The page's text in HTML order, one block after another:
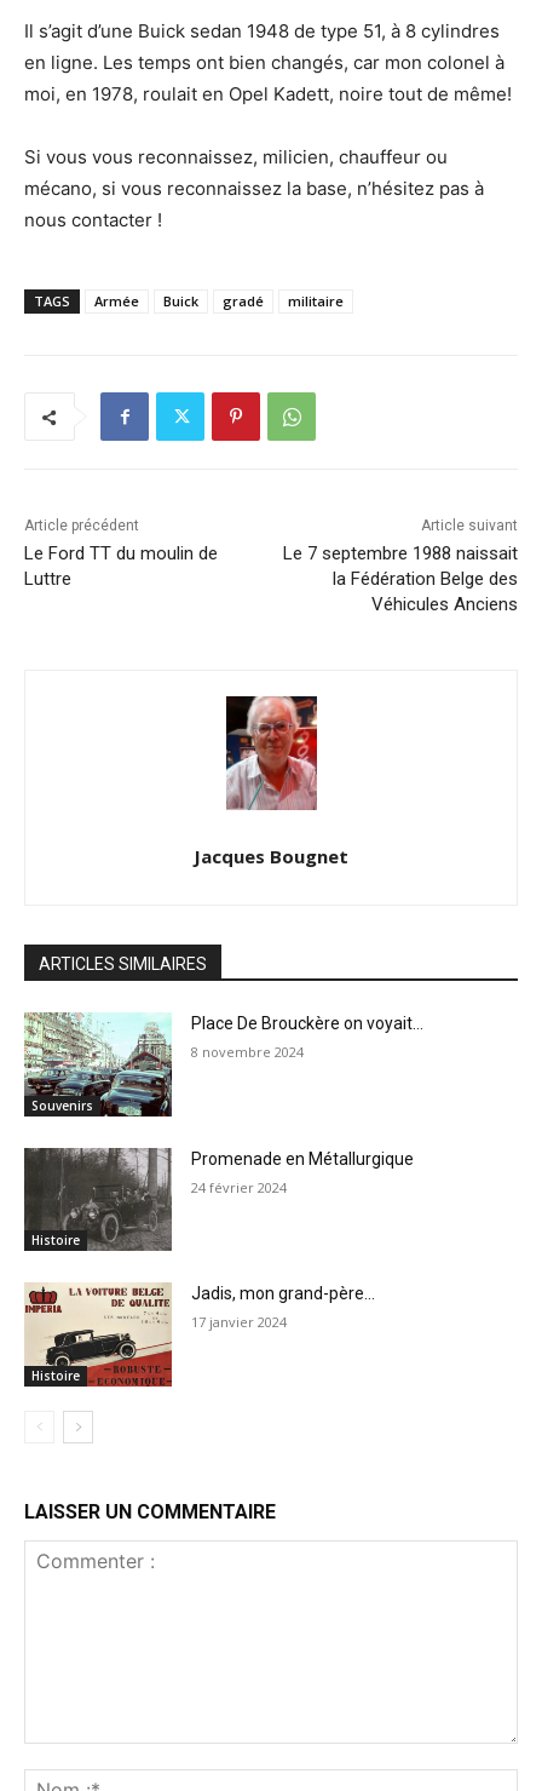
Il s’agit d’une Buick sedan 1948 de type 51, à 8 cylindres
en ligne. Les temps ont bien changés, car mon colonel à
moi, en 1978, roulait en Opel Kadett, noire tout de même!
Si vous vous reconnaissez, milicien, chauffeur ou
mécano, si vous reconnaissez la base, n’hésitez pas à
nous contacter !
TAGS Armée Buick gradé militaire
Article précédent
Le Ford TT du moulin de
Luttre
Article suivant
Le 7 septembre 1988 naissait
la Fédération Belge des
Véhicules Anciens
Jacques Bougnet
ARTICLES SIMILAIRES
Souvenirs
Place De Brouckère on voyait…
8 novembre 2024
Histoire
Promenade en Métallurgique
24 février 2024
Histoire
Jadis, mon grand-père…
17 janvier 2024
LAISSER UN COMMENTAIRE